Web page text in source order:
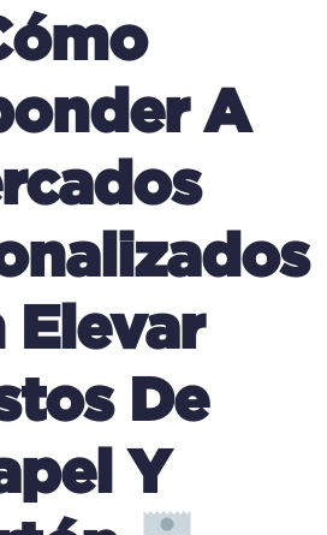
A
Elevar
De
Y